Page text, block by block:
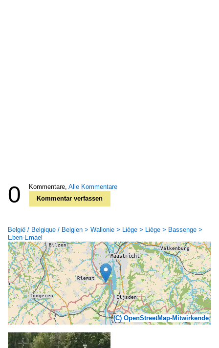
0 Kommentare, Alle Kommentare
Kommentar verfassen
België / Belgique / Belgien > Wallonie > Liège > Liège > Bassenge >
Eben-Emael
(C) OpenStreetMap-Mitwirkende